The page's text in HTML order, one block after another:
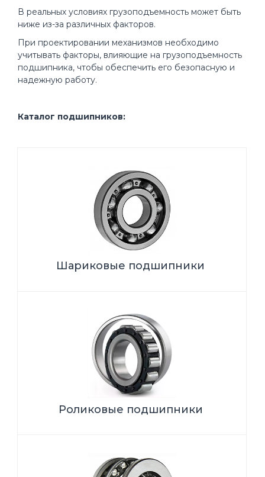
В реальных условиях грузоподъемность может быть
ниже из-за различных факторов.
При проектировании механизмов необходимо
учитывать факторы, влияющие на грузоподъемность
подшипника, чтобы обеспечить его безопасную и
надежную работу.
Каталог подшипников:
Шариковые подшипники
Роликовые подшипники